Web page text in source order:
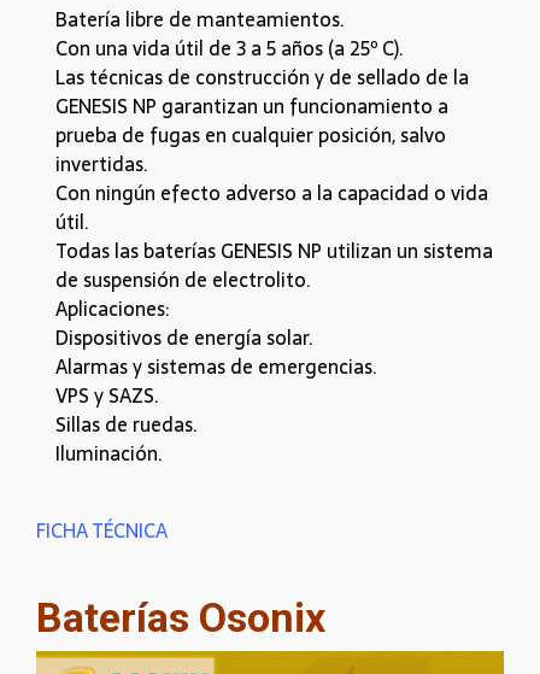
Batería libre de manteamientos.
Con una vida útil de 3 a 5 años (a 25º C).
Las técnicas de construcción y de sellado de la
GENESIS NP garantizan un funcionamiento a
prueba de fugas en cualquier posición, salvo
invertidas.
Con ningún efecto adverso a la capacidad o vida
útil.
Todas las baterías GENESIS NP utilizan un sistema
de suspensión de electrolito.
Aplicaciones:
Dispositivos de energía solar.
Alarmas y sistemas de emergencias.
VPS y SAZS.
Sillas de ruedas.
Iluminación.
FICHA TÉCNICA
Baterías Osonix